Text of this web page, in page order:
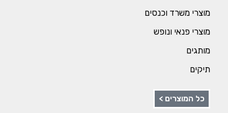
מוצרי משרד וכנסים
מוצרי פנאי ונופש
מותגים
תיקים
כל המוצרים >